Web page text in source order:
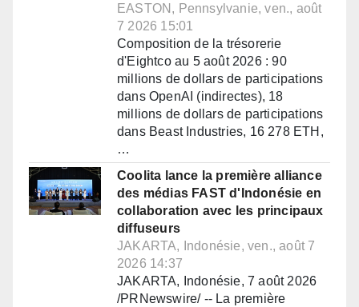
EASTON, Pennsylvanie, ven., août
7 2026 15:01
Composition de la trésorerie
d'Eightco au 5 août 2026 : 90
millions de dollars de participations
dans OpenAI (indirectes), 18
millions de dollars de participations
dans Beast Industries, 16 278 ETH,
…
Coolita lance la première alliance
des médias FAST d'Indonésie en
collaboration avec les principaux
diffuseurs
JAKARTA, Indonésie, ven., août 7
2026 14:37
JAKARTA, Indonésie, 7 août 2026
/PRNewswire/ -- La première